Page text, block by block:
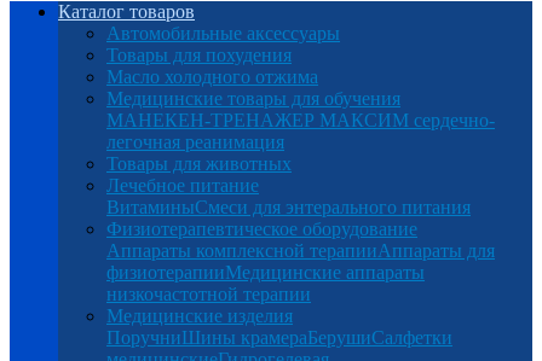
Каталог товаров
Автомобильные аксессуары
Товары для похудения
Масло холодного отжима
Медицинские товары для обучения
МАНЕКЕН-ТРЕНАЖЕР МАКСИМ сердечно-
легочная реанимация
Товары для животных
Лечебное питание
ВитаминыСмеси для энтерального питания
Физиотерапевтическое оборудование
Аппараты комплексной терапииАппараты для
физиотерапииМедицинские аппараты
низкочастотной терапии
Медицинские изделия
ПоручниШины крамераБерушиСалфетки